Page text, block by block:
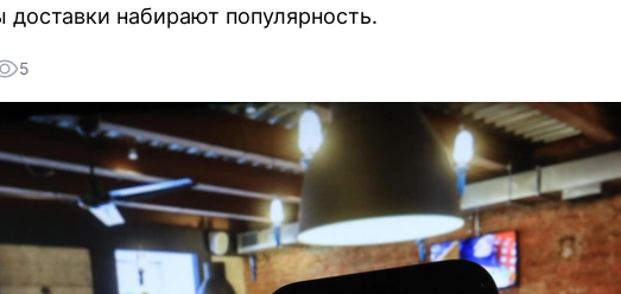
доставки набирают популярность.
5